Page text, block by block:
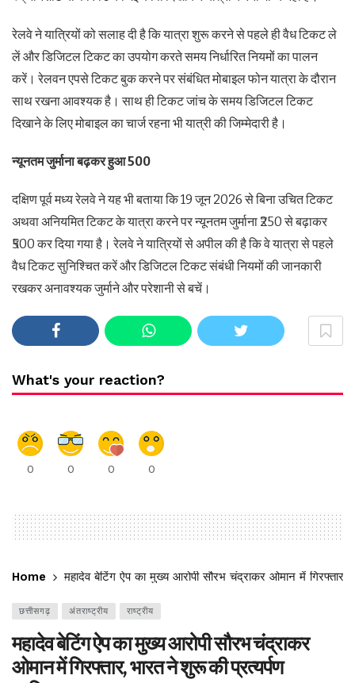
रेलवे ने यात्रियों को सलाह दी है कि यात्रा शुरू करने से पहले ही वैध टिकट ले
लें और डिजिटल टिकट का उपयोग करते समय निर्धारित नियमों का पालन
करें। रेलवन एपसे टिकट बुक करने पर संबंधित मोबाइल फोन यात्रा के दौरान
साथ रखना आवश्यक है। साथ ही टिकट जांच के समय डिजिटल टिकट
दिखाने के लिए मोबाइल का चार्ज रहना भी यात्री की जिम्मेदारी है।
न्यूनतम जुर्माना बढ़कर हुआ 500
दक्षिण पूर्व मध्य रेलवे ने यह भी बताया कि 19 जून 2026 से बिना उचित टिकट
अथवा अनियमित टिकट के यात्रा करने पर न्यूनतम जुर्माना ₹250 से बढ़ाकर
₹500 कर दिया गया है। रेलवे ने यात्रियों से अपील की है कि वे यात्रा से पहले
वैध टिकट सुनिश्चित करें और डिजिटल टिकट संबंधी नियमों की जानकारी
रखकर अनावश्यक जुर्माने और परेशानी से बचें।
What's your reaction?
0 0 0 0
Home महादेव बेटिंग ऐप का मुख्य आरोपी सौरभ चंद्राकर ओमान में गिरफ्तार,
छत्तीसगढ़ अंतराष्ट्रीय राष्ट्रीय
महादेव बेटिंग ऐप का मुख्य आरोपी सौरभ चंद्राकर
ओमान में गिरफ्तार, भारत ने शुरू की प्रत्यर्पण